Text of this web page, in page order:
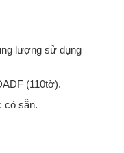
lượng sử dụng
(110tờ).
có sẵn.